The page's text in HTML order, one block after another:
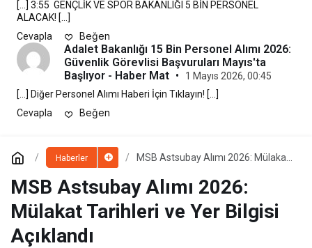
[…] 3:55  GENÇLİK VE SPOR BAKANLIĞI 5 BİN PERSONEL
ALACAK! […]
Cevapla
Beğen
Adalet Bakanlığı 15 Bin Personel Alımı 2026:
Güvenlik Görevlisi Başvuruları Mayıs'ta
Başlıyor - Haber Mat •
1 Mayıs 2026, 00:45
[…] Diğer Personel Alımı Haberi İçin Tıklayın! […]
Cevapla
Beğen
Haberler
MSB Astsubay Alımı 2026: Mülakat
MSB Astsubay Alımı 2026:
Mülakat Tarihleri ve Yer Bilgisi
Açıklandı